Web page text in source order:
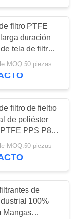
99
113
filtro PTFE
duración
tela de filtro
550 para
sistemas
MOQ:50 piezas
filtro de fieltro
de poliéster
PPS P84
vidrio para la
de polvo en
e
relacionadas
MOQ:50 piezas
de
100%
Mangas